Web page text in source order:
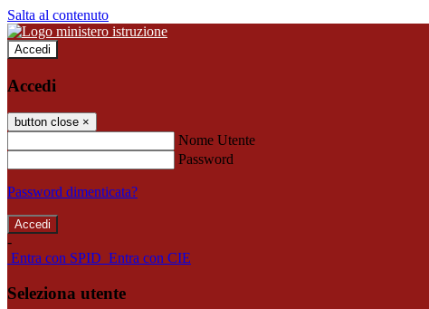
Salta al contenuto
Accedi
Accedi
button close ×
Nome Utente
Password
Password dimenticata?
-
Entra con SPID Entra con CIE
Seleziona utente